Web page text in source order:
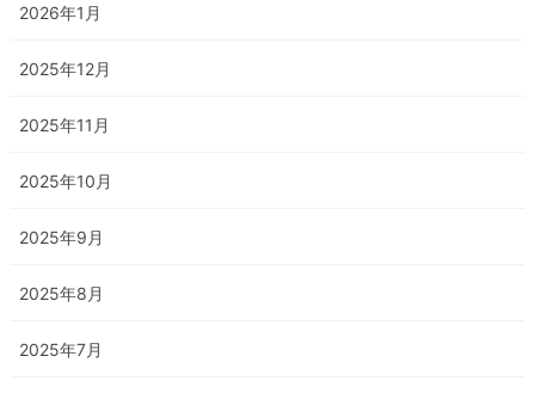
2026年1月
2025年12月
2025年11月
2025年10月
2025年9月
2025年8月
2025年7月